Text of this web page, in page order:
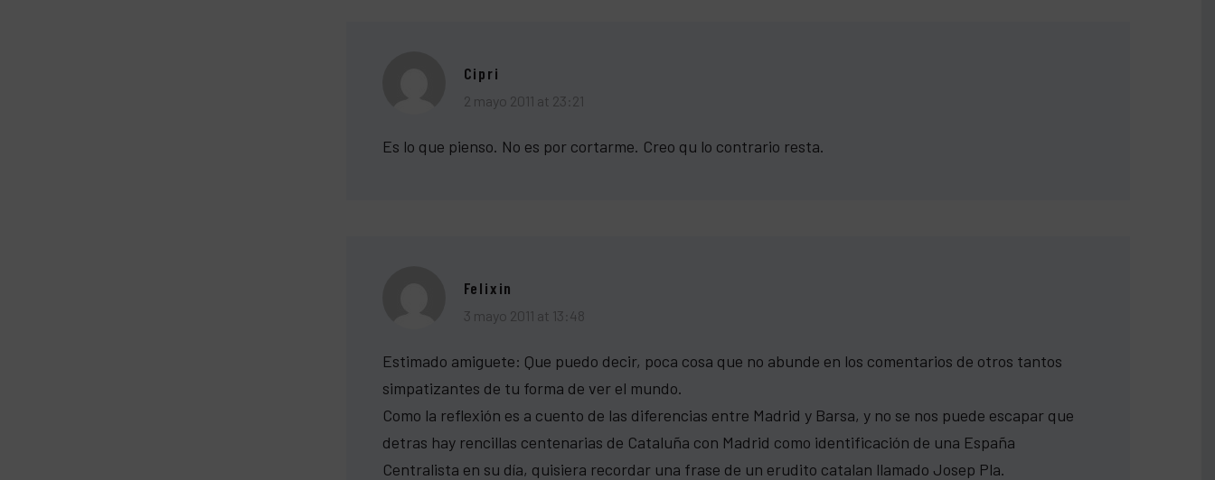
Cipri
2 mayo 2011 at 23:21
Es lo que pienso. No es por cortarme. Creo qu lo contrario resta.
Felixin
3 mayo 2011 at 13:48
Estimado amiguete: Que puedo decir, poca cosa que no abunde en los comentarios de otros tantos
simpatizantes de tu forma de ver el mundo.
Como la reflexión es a cuento de las diferencias entre Madrid y Barsa, y no se nos puede escapar que
detras hay rencillas centenarias de Cataluña con Madrid como identificación de una España
Centralista en su día, quisiera recordar una frase de un erudito catalan llamado Josep Pla.